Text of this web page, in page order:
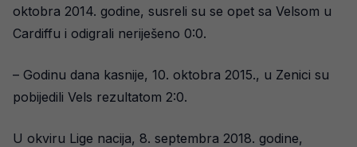
oktobra 2014. godine, susreli su se opet sa Velsom u
Cardiffu i odigrali neriješeno 0:0.
– Godinu dana kasnije, 10. oktobra 2015., u Zenici su
pobijedili Vels rezultatom 2:0.
U okviru Lige nacija, 8. septembra 2018. godine,